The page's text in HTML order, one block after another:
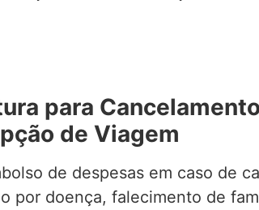
para
de Viagem
de despesas em caso de
por doença, falecimento de